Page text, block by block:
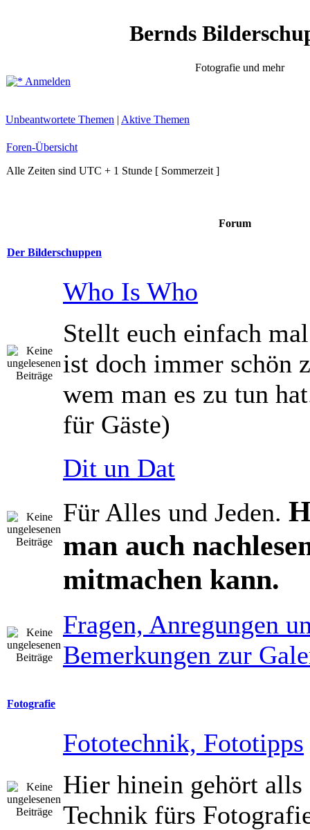
Bernds
Fotografie und mehr
Anmelden
Unbeantwortete Themen | Aktive Themen
Foren-Übersicht
Alle Zeiten sind UTC + 1 Stunde [ Sommerzeit ]
Forum
Der Bilderschuppen
Who Is Who
Stellt euch einfach
ist doch immer schön
wem man es zu tun
für Gäste)
Dit un Dat
Für Alles und Jeden.
man auch
mitmachen kann.
Fragen, Anregungen
Bemerkungen zur
Fotografie
Fototechnik, Fototipps
Hier hinein gehört alls
Technik fürs